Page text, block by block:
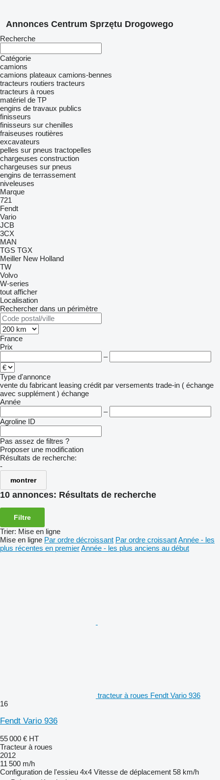
Annonces Centrum Sprzętu Drogowego
Recherche
Catégorie
camions
camions plateaux camions-bennes
tracteurs routiers tracteurs
tracteurs à roues
matériel de TP
engins de travaux publics
finisseurs
finisseurs sur chenilles
fraiseuses routières
excavateurs
pelles sur pneus tractopelles
chargeuses construction
chargeuses sur pneus
engins de terrassement
niveleuses
Marque
721
Fendt
Vario
JCB
3CX
MAN
TGS TGX
Meiller New Holland
TW
Volvo
W-series
tout afficher
Localisation
Rechercher dans un périmètre
France
Prix
–
Type d'annonce
vente du fabricant leasing crédit par versements trade-in ( échange
avec supplément ) échange
Année
–
Agroline ID
Pas assez de filtres ?
Proposer une modification
Résultats de recherche:
-
montrer
10 annonces: Résultats de recherche
Filtre
Trier: Mise en ligne
Mise en ligne Par ordre décroissant Par ordre croissantAnnée - les
plus récentes en premierAnnée - les plus anciens au début
tracteur à roues Fendt Vario 936
16
Fendt Vario 936
55 000 € HT
Tracteur à roues
2012
11 500 m/h
Configuration de l'essieu 4x4 Vitesse de déplacement 58 km/h